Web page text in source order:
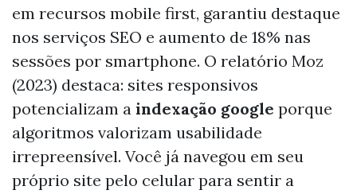
em recursos mobile first, garantiu destaque
nos serviços SEO e aumento de 18% nas
sessões por smartphone. O relatório Moz
(2023) destaca: sites responsivos
potencializam a indexação google porque
algoritmos valorizam usabilidade
irrepreensível. Você já navegou em seu
próprio site pelo celular para sentir a